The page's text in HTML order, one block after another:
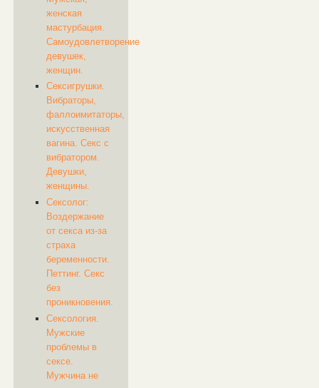
женская
мастурбация.
Самоудовлетворение
девушек,
женщин.
Сексигрушки.
Вибраторы,
фаллоимитаторы,
искусственная
вагина. Секс с
вибратором.
Девушки,
женщины.
Сексолог:
Воздержание
от секса из-за
страха
беременности.
Петтинг. Секс
без
проникновения.
Сексология.
Мужские
проблемы в
сексе.
Мужчина не